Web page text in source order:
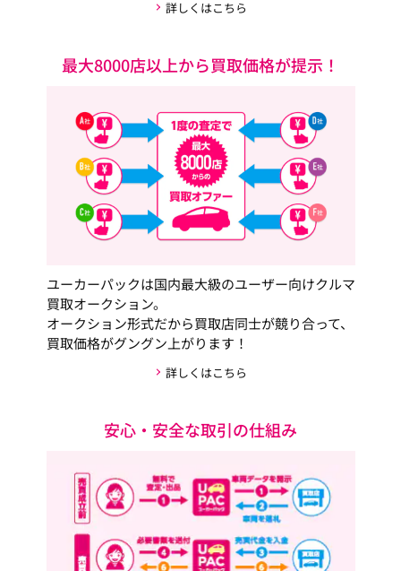
詳しくはこちら
最大8000店以上から買取価格が提示！
ユーカーパックは国内最大級のユーザー向けクルマ
買取オークション。
オークション形式だから買取店同士が競り合って、
買取価格がグングン上がります！
詳しくはこちら
安心・安全な取引の仕組み